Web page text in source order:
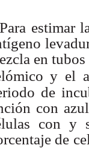
Para estimar
en
y el
de
con azul
con y
de